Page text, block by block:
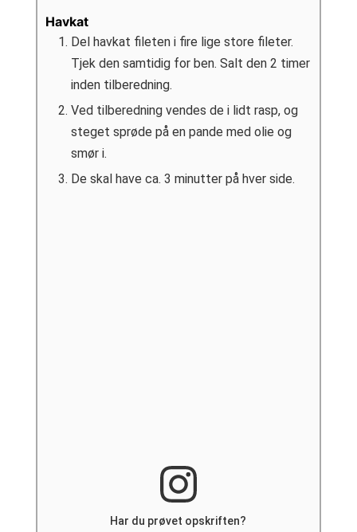
Havkat
Del havkat fileten i fire lige store fileter.
Tjek den samtidig for ben. Salt den 2 timer
inden tilberedning.
Ved tilberedning vendes de i lidt rasp, og
steget sprøde på en pande med olie og
smør i.
De skal have ca. 3 minutter på hver side.
Har du prøvet opskriften?